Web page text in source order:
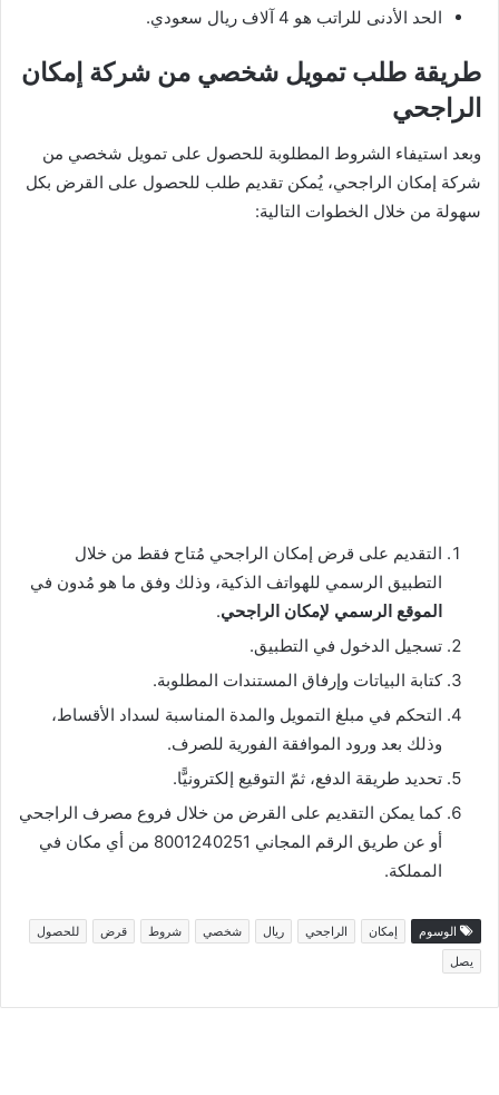
الحد الأدنى للراتب هو 4 آلاف ريال سعودي.
طريقة طلب تمويل شخصي من شركة إمكان
الراجحي
وبعد استيفاء الشروط المطلوبة للحصول على تمويل شخصي من
شركة إمكان الراجحي، يُمكن تقديم طلب للحصول على القرض بكل
سهولة من خلال الخطوات التالية:
التقديم على قرض إمكان الراجحي مُتاح فقط من خلال
التطبيق الرسمي للهواتف الذكية، وذلك وفق ما هو مُدون في
الموقع الرسمي لإمكان الراجحي.
تسجيل الدخول في التطبيق.
كتابة البياتات وإرفاق المستندات المطلوبة.
التحكم في مبلغ التمويل والمدة المناسبة لسداد الأقساط،
وذلك بعد ورود الموافقة الفورية للصرف.
تحديد طريقة الدفع، ثمّ التوقيع إلكترونيًّا.
كما يمكن التقديم على القرض من خلال فروع مصرف الراجحي
أو عن طريق الرقم المجاني 8001240251 من أي مكان في
المملكة.
الوسوم إمكان الراجحي ريال شخصي شروط قرض
للحصول
يصل